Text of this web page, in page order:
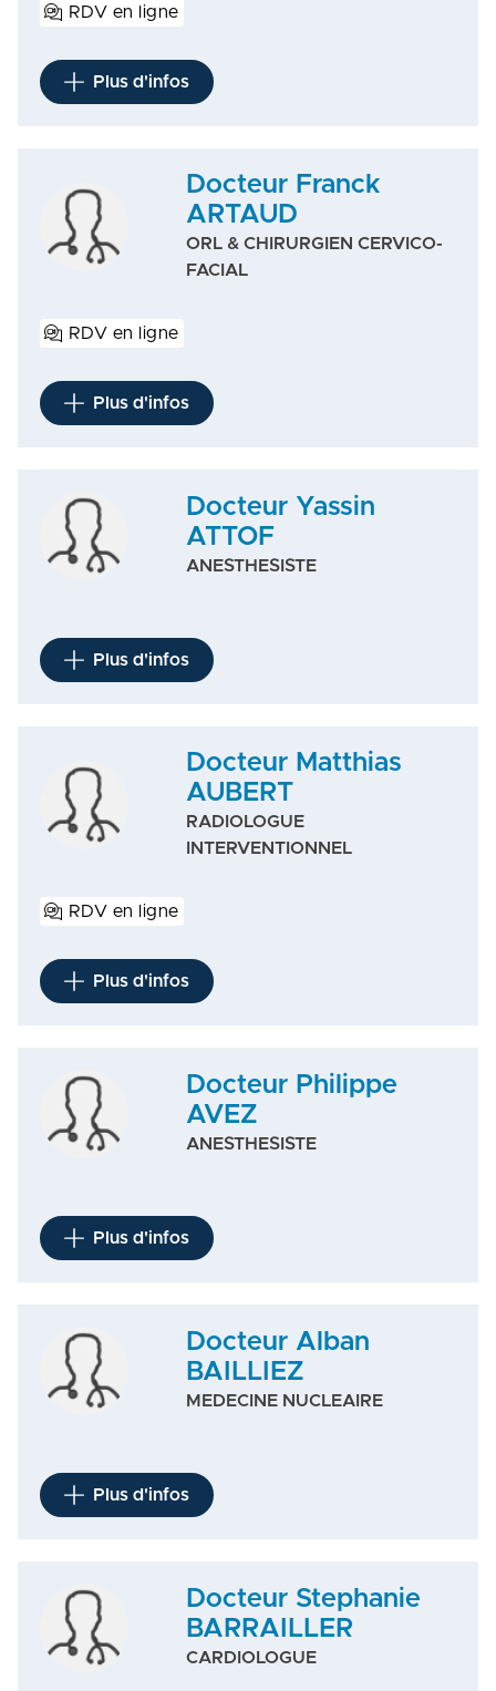
RDV en ligne
Plus d'infos
Docteur Franck
ARTAUD
ORL & CHIRURGIEN CERVICO-
FACIAL
RDV en ligne
Plus d'infos
Docteur Yassin
ATTOF
ANESTHESISTE
Plus d'infos
Docteur Matthias
AUBERT
RADIOLOGUE
INTERVENTIONNEL
RDV en ligne
Plus d'infos
Docteur Philippe
AVEZ
ANESTHESISTE
Plus d'infos
Docteur Alban
BAILLIEZ
MEDECINE NUCLEAIRE
Plus d'infos
Docteur Stephanie
BARRAILLER
CARDIOLOGUE